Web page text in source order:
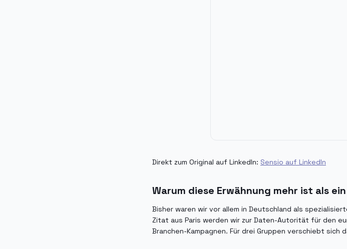
Direkt zum Original auf LinkedIn: Sensio auf LinkedIn
Warum diese Erwähnung mehr ist als
Bisher waren wir vor allem in Deutschland als
Zitat aus Paris werden wir zur Daten-Autorität für den
Branchen-Kampagnen. Für drei Gruppen verschiebt sich